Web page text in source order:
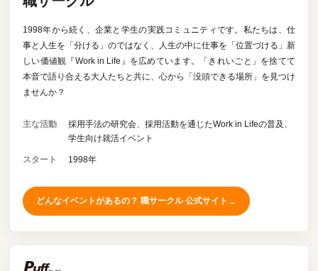
1998年から続く、企業と学生の実践コミュニティです。私たちは、仕
事と人生を「分ける」のではなく、人生の中に仕事を「位置づける」新
しい価値観『Work in Life』を広めています。「きれいごと」を捨てて
本音で語り合える大人たちと共に、心から「没頭できる場所」を見つけ
ませんか？
主な活動
採用手法の研究会、採用活動を通じたWork in Lifeの普及、
学生向け就活イベント
スタート 1998年
どんなイベントがあるの？ 職サークル 公式サイト →